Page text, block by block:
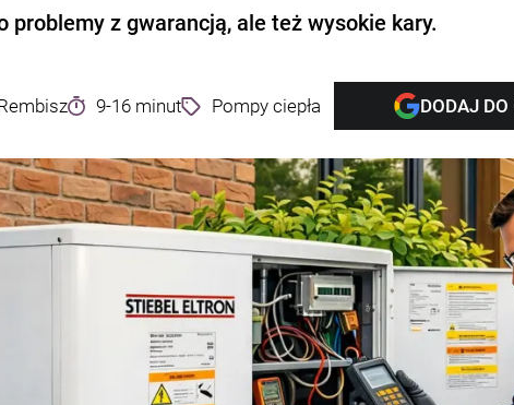
problemy z gwarancją, ale też wysokie kary.
9-16 minut Pompy ciepła DODAJ